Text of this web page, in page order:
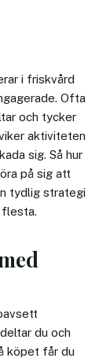
i friskvård
Ofta
och tycker
aktiviteten
sig. Så hur
på sig att
tydlig strategi
du och
köpet får du